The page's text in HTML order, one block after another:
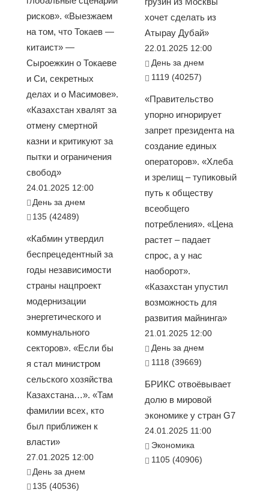
рисков». «Выезжаем
на том, что Токаев —
китаист» —
Сыроежкин о Токаеве
и Си, секретных
делах и о Масимове».
«Казахстан хвалят за
отмену смертной
казни и критикуют за
пытки и ограничения
свобод»
24.01.2025 12:00
День за днем
135 (42489)
«Кабмин утвердил
беспрецедентный за
годы независимости
страны нацпроект
модернизации
энергетического и
коммунального
секторов». «Если бы
я стал министром
сельского хозяйства
Казахстана…». «Там
фамилии всех, кто
был приближен к
власти»
27.01.2025 12:00
День за днем
135 (40536)
хочет сделать из
Атырау Дубай»
22.01.2025 12:00
День за днем
1119 (40257)
«Правительство
упорно игнорирует
запрет президента на
создание единых
операторов». «Хлеба
и зрелищ – тупиковый
путь к обществу
всеобщего
потребления». «Цена
растет – падает
спрос, а у нас
наоборот».
«Казахстан упустил
возможность для
развития майнинга»
21.01.2025 12:00
День за днем
1118 (39669)
БРИКС отвоёвывает
долю в мировой
экономике у стран G7
24.01.2025 11:00
Экономика
1105 (40906)